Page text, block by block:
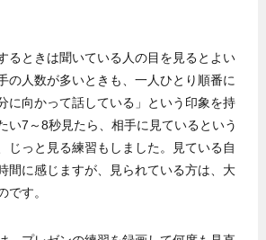
るときは聞いている人の目を見るとよい
の人数が多いときも、一人ひとり順番に
に向かって話している」という印象を持
い7～8秒見たら、相手に見ているという
じっと見る練習もしました。見ている自
間に感じますが、見られている方は、大
です。